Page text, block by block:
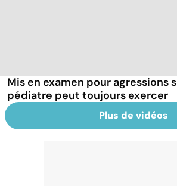
Mis en examen pour agressions
pédiatre peut toujours exercer
Plus de vidéos